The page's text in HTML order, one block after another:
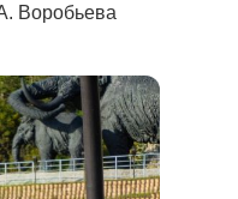
Воробьева